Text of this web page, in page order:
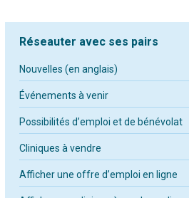
Réseauter avec ses pairs
Nouvelles (en anglais)
Événements à venir
Possibilités d’emploi et de bénévolat
Cliniques à vendre
Afficher une offre d’emploi en ligne